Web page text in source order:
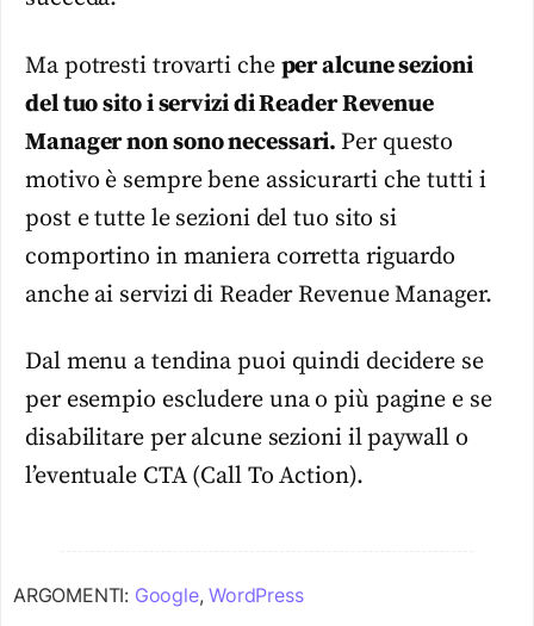
Ma potresti trovarti che per alcune sezioni
del tuo sito i servizi di Reader Revenue
Manager non sono necessari.Per questo
motivo è sempre bene assicurarti che tutti i
post e tutte le sezioni del tuo sito si
comportino in maniera corretta riguardo
anche ai servizi di Reader Revenue Manager.
Dal menu a tendina puoi quindi decidere se
per esempio escludere una o più pagine e se
disabilitare per alcune sezioni il paywall o
l’eventuale CTA (Call To Action).
ARGOMENTI: Google,WordPress